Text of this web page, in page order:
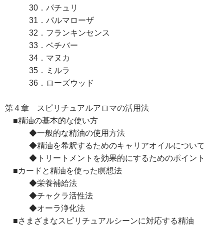
30．パチュリ
31．パルマローザ
32．フランキンセンス
33．ベチバー
34．マヌカ
35．ミルラ
36．ローズウッド
第４章 スピリチュアルアロマの活用法
■精油の基本的な使い方
◆一般的な精油の使用方法
◆精油を希釈するためのキャリアオイルについて
◆トリートメントを効果的にするためのポイント
■カードと精油を使った瞑想法
◆栄養補給法
◆チャクラ活性法
◆オーラ浄化法
■さまざまなスピリチュアルシーンに対応する精油